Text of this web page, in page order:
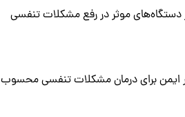
دستگاه‌های موثر در رفع مشکلات تنفسی
ایمن برای درمان مشکلات تنفسی محسوب